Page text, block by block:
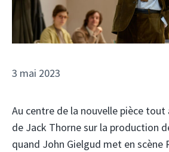
3 mai 2023
Au centre de la nouvelle pièce
de Jack Thorne sur la production
quand John Gielgud met en scène